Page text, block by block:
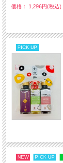
価格： 1,296円(税込)
PICK UP
NEW PICK UP